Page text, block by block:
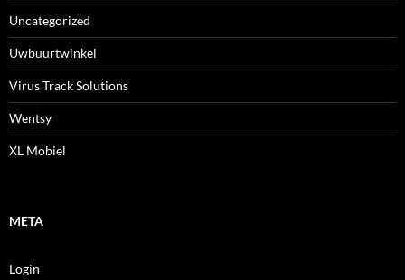
Uncategorized
Uwbuurtwinkel
Virus Track Solutions
Wentsy
XL Mobiel
META
Login